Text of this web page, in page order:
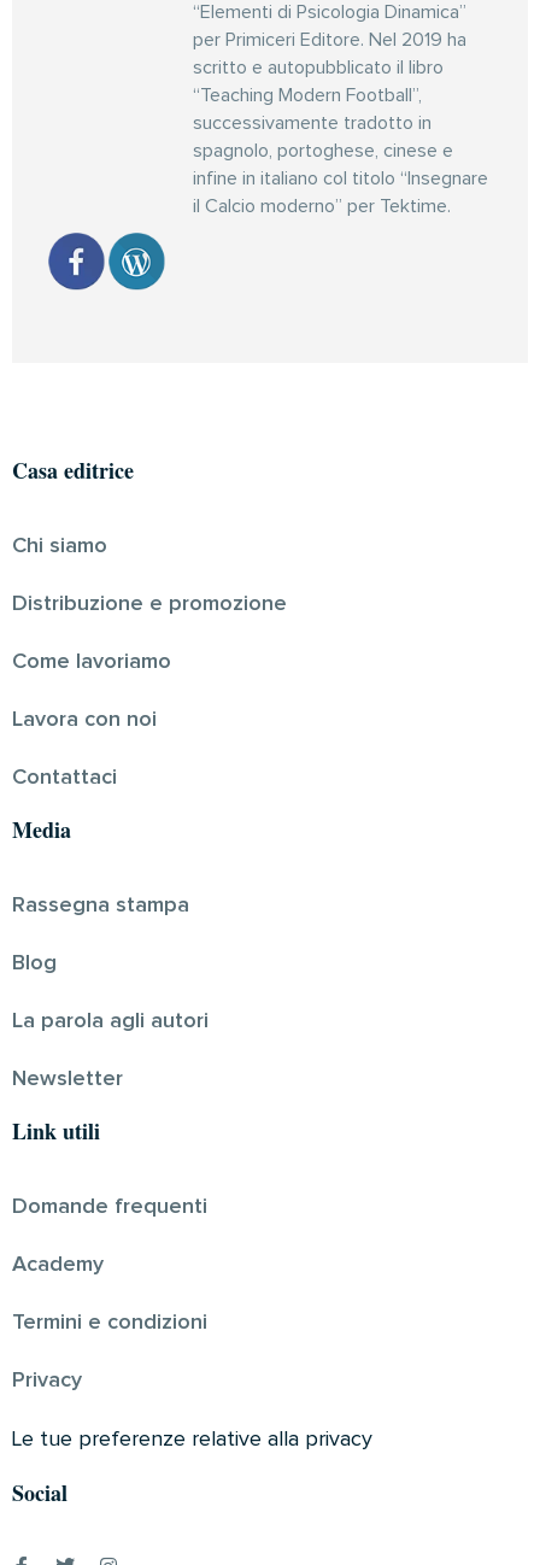
“Elementi di Psicologia Dinamica”
per Primiceri Editore. Nel 2019 ha
scritto e autopubblicato il libro
“Teaching Modern Football”,
successivamente tradotto in
spagnolo, portoghese, cinese e
infine in italiano col titolo “Insegnare
il Calcio moderno” per Tektime.
Casa editrice
Chi siamo
Distribuzione e promozione
Come lavoriamo
Lavora con noi
Contattaci
Media
Rassegna stampa
Blog
La parola agli autori
Newsletter
Link utili
Domande frequenti
Academy
Termini e condizioni
Privacy
Le tue preferenze relative alla privacy
Social